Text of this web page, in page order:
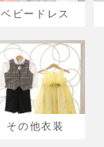
ベビードレス
その他衣装